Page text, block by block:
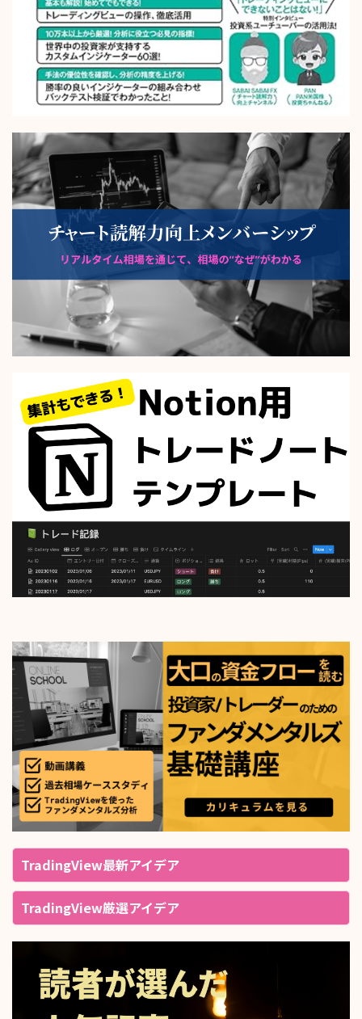
TradingView最新アイデア
TradingView厳選アイデア